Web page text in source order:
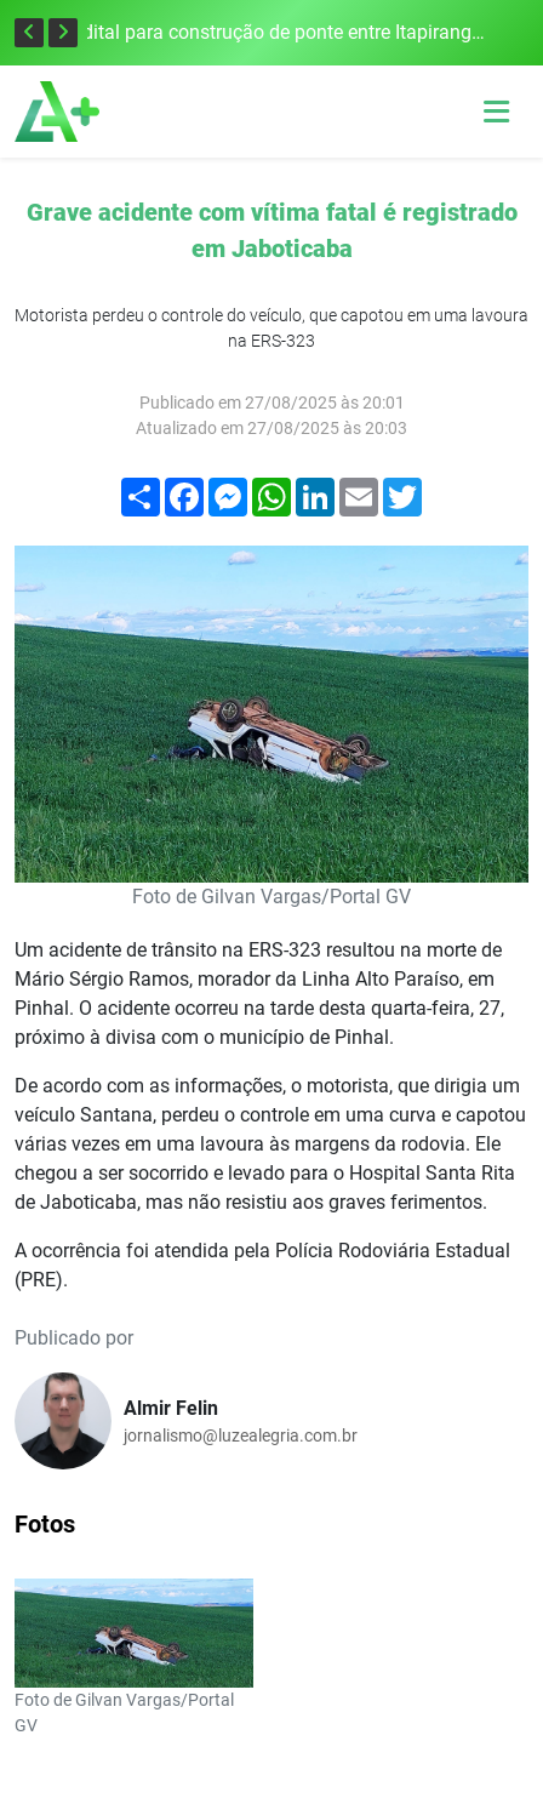
Edital para construção de ponte entre Itapiranga e Barra do Guarita deve ser lançado no segundo semestre
Grave acidente com vítima fatal é registrado
em Jaboticaba
Motorista perdeu o controle do veículo, que capotou em uma lavoura
na ERS-323
Publicado em 27/08/2025 às 20:01
Atualizado em 27/08/2025 às 20:03
Compartilhar
FacebookMessenger
WhatsApp
LinkedIn
Email
Foto de Gilvan Vargas/Portal GV
Um acidente de trânsito na ERS-323 resultou na morte de
Mário Sérgio Ramos, morador da Linha Alto Paraíso, em
Pinhal. O acidente ocorreu na tarde desta quarta-feira, 27,
próximo à divisa com o município de Pinhal.
De acordo com as informações, o motorista, que dirigia um
veículo Santana, perdeu o controle em uma curva e capotou
várias vezes em uma lavoura às margens da rodovia. Ele
chegou a ser socorrido e levado para o Hospital Santa Rita
de Jaboticaba, mas não resistiu aos graves ferimentos.
A ocorrência foi atendida pela Polícia Rodoviária Estadual
(PRE).
Publicado por
Almir Felin
jornalismo@luzealegria.com.br
Fotos
Foto de Gilvan Vargas/Portal
GV